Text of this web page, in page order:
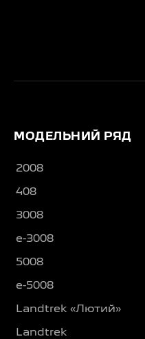
МОДЕЛЬНИЙ РЯД
2008
408
3008
e-3008
5008
e-5008
Landtrek «Лютий»
Landtrek